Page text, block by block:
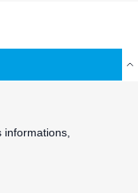
informations,